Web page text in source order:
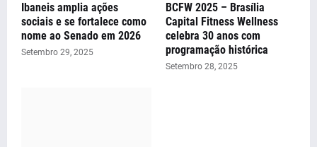
Ibaneis amplia ações
sociais e se fortalece como
nome ao Senado em 2026
Setembro 29, 2025
BCFW 2025 – Brasília
Capital Fitness Wellness
celebra 30 anos com
programação histórica
Setembro 28, 2025